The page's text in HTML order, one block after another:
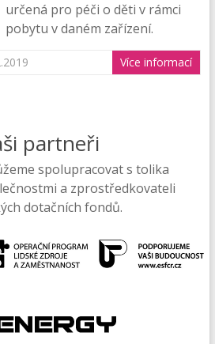
určená pro péči o děti v rámci
pobytu v daném zařízení.
Více informací
partneři
spolupracovat s tolika
a zprostředkovateli
dotačních fondů.